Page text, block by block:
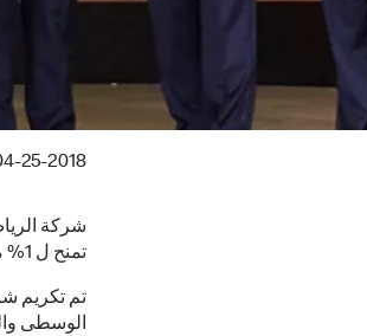
25-2018
شركة
تمنح ل 1% من وكلاء ماكدونالدز في العالم
تم تكريم
الوسطى